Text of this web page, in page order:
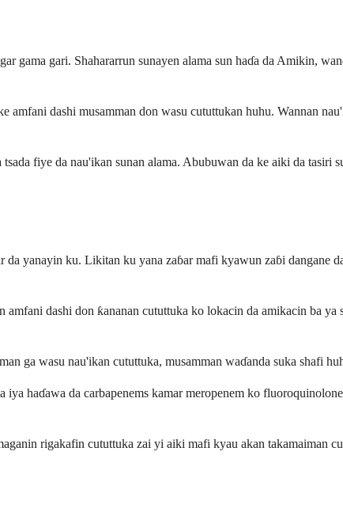
gama gari. Shahararrun sunayen alama sun haɗa da Amikin,
dashi musamman don wasu cututtukan huhu. Wannan
fiye da nau'ikan sunan alama. Abubuwan da ke aiki da tasiri
yanayin ku. Likitan ku yana zaɓar mafi kyawun zaɓi dangane
dashi don ƙananan cututtuka ko lokacin da amikacin ba ya
ga wasu nau'ikan cututtuka, musamman waɗanda suka shafi
haɗawa da carbapenems kamar meropenem ko
rigakafin cututtuka zai yi aiki mafi kyau akan takamaiman